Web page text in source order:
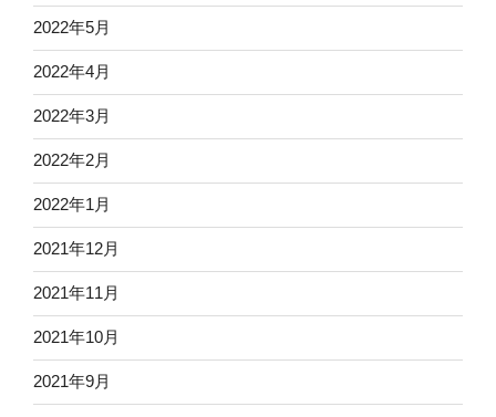
2022年5月
2022年4月
2022年3月
2022年2月
2022年1月
2021年12月
2021年11月
2021年10月
2021年9月